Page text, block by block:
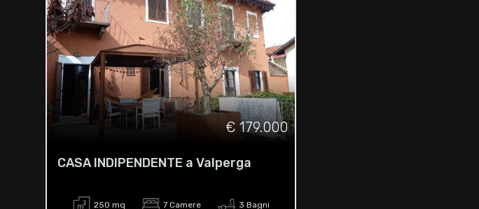
€ 179.000
CASA INDIPENDENTE a Valperga
250 mq 7 Camere 3 Bagni